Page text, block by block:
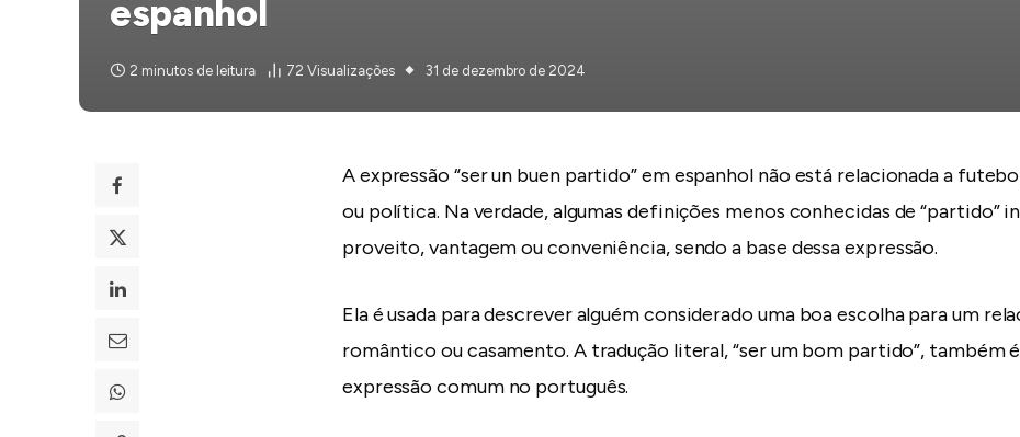
espanhol
2 minutos de leitura 72 Visualizações 31 de dezembro de 2024
A expressão “ser un buen partido” em espanhol não está relacionada a
ou política. Na verdade, algumas definições menos conhecidas de “partido”
proveito, vantagem ou conveniência, sendo a base dessa expressão.
Ela é usada para descrever alguém considerado uma boa escolha para um
romântico ou casamento. A tradução literal, “ser um bom partido”, também
expressão comum no português.